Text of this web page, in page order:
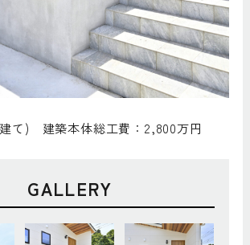
て) 建築本体総工費：2,800万円
GALLERY